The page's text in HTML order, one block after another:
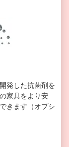
発した抗菌剤を
家具をより安
きます（オプシ